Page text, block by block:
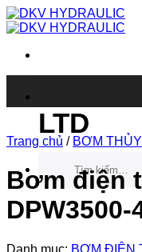
Chuyển
đến
dung
LTD
kiếm:
Trang chủ / BƠM
Bơm điện
DPW3500-
Danh mục: BƠM ĐIỆN